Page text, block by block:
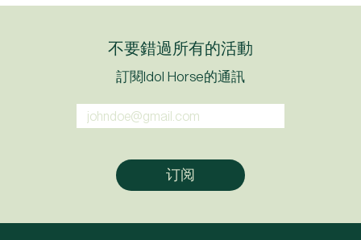
不要錯過所有的活動
訂閱Idol Horse的通訊